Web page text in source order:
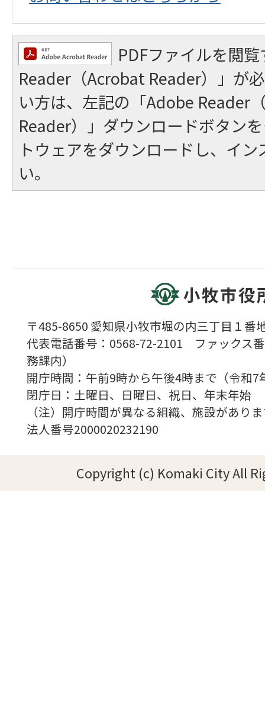
PDFファイルを閲
Reader（Acrobat Reader）」が
い方は、左記の「Adobe Reader
Reader）」ダウンロードボタン
トウェアをダウンロードし、イ
い。
小牧市役
〒485-8650 愛知県小牧市堀の内三丁目１番
代表電話番号：0568-72-2101 ファックス
務課内）
開庁時間：午前9時から午後4時まで（令
閉庁日：土曜日、日曜日、祝日、年末年始
（注）開庁時間が異なる組織、施設があり
法人番号2000020232190
Copyright (c) Komaki City All